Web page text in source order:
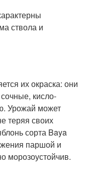
ствола и
их окраска: они
кисло-
Урожай может
теряя своих
сорта Baya
паршой и
морозоустойчив.